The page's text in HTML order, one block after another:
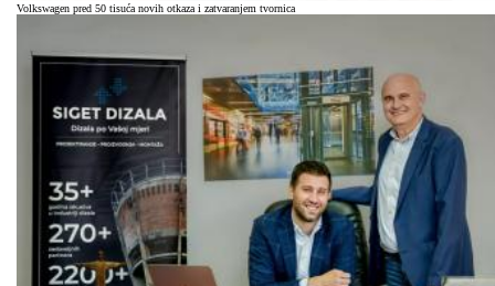
Volkswagen pred 50 tisuća novih otkaza i zatvaranjem tvornica